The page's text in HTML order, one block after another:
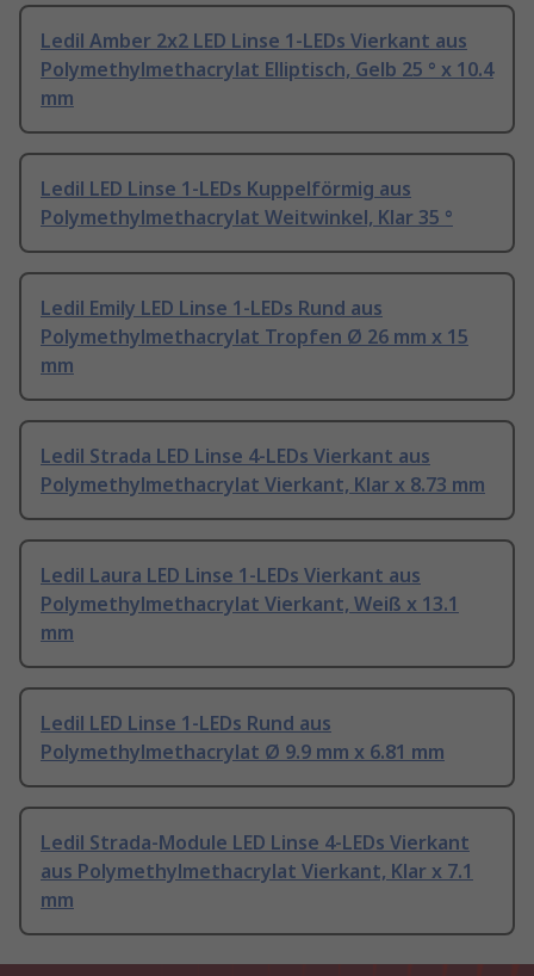
Ledil Amber 2x2 LED Linse 1-LEDs Vierkant aus
Polymethylmethacrylat Elliptisch, Gelb 25 ° x 10.4
mm
Ledil LED Linse 1-LEDs Kuppelförmig aus
Polymethylmethacrylat Weitwinkel, Klar 35 °
Ledil Emily LED Linse 1-LEDs Rund aus
Polymethylmethacrylat Tropfen Ø 26 mm x 15
mm
Ledil Strada LED Linse 4-LEDs Vierkant aus
Polymethylmethacrylat Vierkant, Klar x 8.73 mm
Ledil Laura LED Linse 1-LEDs Vierkant aus
Polymethylmethacrylat Vierkant, Weiß x 13.1
mm
Ledil LED Linse 1-LEDs Rund aus
Polymethylmethacrylat Ø 9.9 mm x 6.81 mm
Ledil Strada-Module LED Linse 4-LEDs Vierkant
aus Polymethylmethacrylat Vierkant, Klar x 7.1
mm